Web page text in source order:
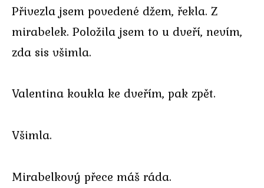
Přivezla jsem povedené džem, řekla. Z
mirabelek. Položila jsem to u dveří, nevím,
zda sis všimla.
Valentina koukla ke dveřím, pak zpět.
Všimla.
Mirabelkový přece máš ráda.